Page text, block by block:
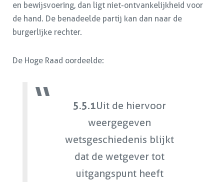
en bewijsvoering, dan ligt niet-ontvankelijkheid voor
de hand. De benadeelde partij kan dan naar de
burgerlijke rechter.
De Hoge Raad oordeelde:
5.5.1Uit de hiervoor
weergegeven
wetsgeschiedenis blijkt
dat de wetgever tot
uitgangspunt heeft